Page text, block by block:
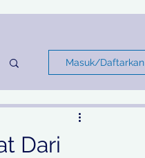
Masuk/Daftarkan
Dari